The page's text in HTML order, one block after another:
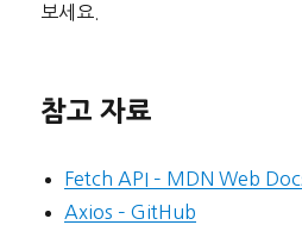
보세요.
참고 자료
Fetch API – MDN Web
Axios – GitHub